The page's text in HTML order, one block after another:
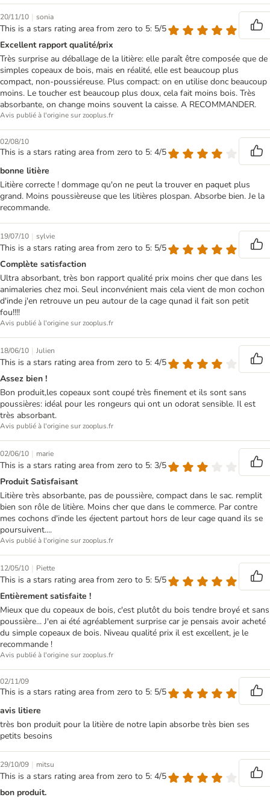
20/11/10 | sonia
This is a stars rating area from zero to 5: 5/5
Excellent rapport qualité/prix
Très surprise au déballage de la litière: elle paraît être composée que de
simples copeaux de bois, mais en réalité, elle est beaucoup plus
compact, non-poussiéreuse. Plus compact: on en utilise donc beaucoup
moins. Le toucher est beaucoup plus doux, cela fait moins bois. Très
absorbante, on change moins souvent la caisse. A RECOMMANDER.
Avis publié à l'origine sur zooplus.fr
02/08/10
This is a stars rating area from zero to 5: 4/5
bonne litière
Litière correcte ! dommage qu'on ne peut la trouver en paquet plus
grand. Moins poussièreuse que les litières plospan. Absorbe bien. Je la
recommande.
19/07/10 | sylvie
This is a stars rating area from zero to 5: 5/5
Complète satisfaction
Ultra absorbant, très bon rapport qualité prix moins cher que dans les
animaleries chez moi. Seul inconvénient mais cela vient de mon cochon
d'inde j'en retrouve un peu autour de la cage qunad il fait son petit
fou!!!!
Avis publié à l'origine sur zooplus.fr
18/06/10 | Julien
This is a stars rating area from zero to 5: 4/5
Assez bien !
Bon produit,les copeaux sont coupé très finement et ils sont sans
poussières: idéal pour les rongeurs qui ont un odorat sensible. Il est
très absorbant.
Avis publié à l'origine sur zooplus.fr
02/06/10 | marie
This is a stars rating area from zero to 5: 3/5
Produit Satisfaisant
Litière très absorbante, pas de poussière, compact dans le sac. remplit
bien son rôle de litière. Moins cher que dans le commerce. Par contre
mes cochons d'inde les éjectent partout hors de leur cage quand ils se
poursuivent....
Avis publié à l'origine sur zooplus.fr
12/05/10 | Piette
This is a stars rating area from zero to 5: 5/5
Entièrement satisfaite !
Mieux que du copeaux de bois, c'est plutôt du bois tendre broyé et sans
poussière... J'en ai été agréablement surprise car je pensais avoir acheté
du simple copeaux de bois. Niveau qualité prix il est excellent, je le
recommande !
Avis publié à l'origine sur zooplus.fr
02/11/09
This is a stars rating area from zero to 5: 5/5
avis litiere
très bon produit pour la litière de notre lapin absorbe très bien ses
petits besoins
29/10/09 | mitsu
This is a stars rating area from zero to 5: 4/5
bon produit.